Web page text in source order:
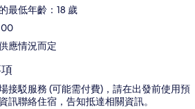
最低年齡：18 歲
應情況而定
接駁服務 (可能需付費)，請在出發前使用預
訊聯絡住宿，告知抵達相關資訊。